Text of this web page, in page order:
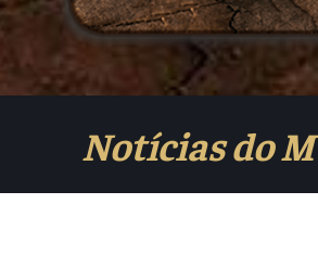
Notícias do